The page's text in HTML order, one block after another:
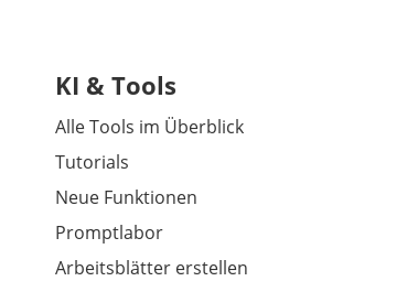
KI & Tools
Alle Tools im Überblick
Tutorials
Neue Funktionen
Promptlabor
Arbeitsblätter erstellen